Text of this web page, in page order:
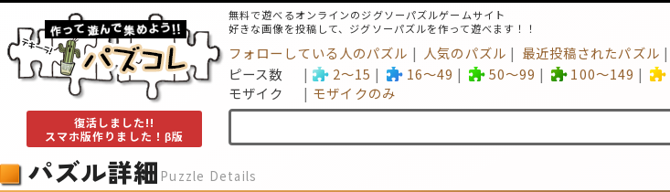
復活しました!!
スマホ版作りました！β版
無料で遊べるオンラインのジグソーパズルゲームサイト
好きな画像を投稿して、ジグソーパズルを作って遊べます！！
フォローしている人のパズル 人気のパズル 最近投稿されたパズル
ピース数
2～15 16～49 50～99 100～149
モザイク
モザイクのみ
パズル詳細 Puzzle Details